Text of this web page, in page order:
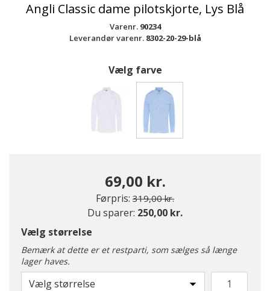
Angli Classic dame pilotskjorte, Lys Blå
Varenr. 90234
Leverandør varenr. 8302-20-29-blå
Vælg farve
69,00 kr.
Førpris: Pris nedsat fra
319,00 kr.til
Du sparer: 250,00 kr.
Vælg størrelse
Bemærk at dette er et restparti, som sælges så længe
lager haves.
Vælg størrelse